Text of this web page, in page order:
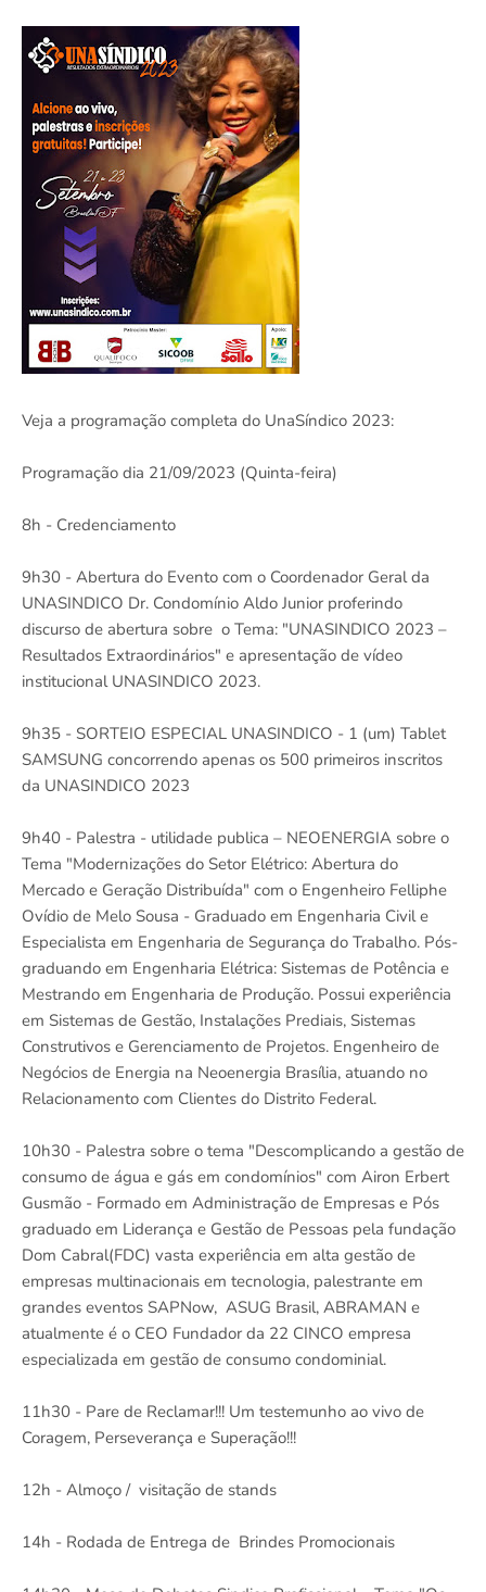
Veja a programação completa do UnaSíndico 2023:
Programação dia 21/09/2023 (Quinta-feira)
8h - Credenciamento
9h30 - Abertura do Evento com o Coordenador Geral da
UNASINDICO Dr. Condomínio Aldo Junior proferindo
discurso de abertura sobre o Tema: "UNASINDICO 2023 –
Resultados Extraordinários" e apresentação de vídeo
institucional UNASINDICO 2023.
9h35 - SORTEIO ESPECIAL UNASINDICO - 1 (um) Tablet
SAMSUNG concorrendo apenas os 500 primeiros inscritos
da UNASINDICO 2023
9h40 - Palestra - utilidade publica – NEOENERGIA sobre o
Tema "Modernizações do Setor Elétrico: Abertura do
Mercado e Geração Distribuída" com o Engenheiro Felliphe
Ovídio de Melo Sousa - Graduado em Engenharia Civil e
Especialista em Engenharia de Segurança do Trabalho. Pós-
graduando em Engenharia Elétrica: Sistemas de Potência e
Mestrando em Engenharia de Produção. Possui experiência
em Sistemas de Gestão, Instalações Prediais, Sistemas
Construtivos e Gerenciamento de Projetos. Engenheiro de
Negócios de Energia na Neoenergia Brasília, atuando no
Relacionamento com Clientes do Distrito Federal.
10h30 - Palestra sobre o tema "Descomplicando a gestão de
consumo de água e gás em condomínios" com Airon Erbert
Gusmão - Formado em Administração de Empresas e Pós
graduado em Liderança e Gestão de Pessoas pela fundação
Dom Cabral(FDC) vasta experiência em alta gestão de
empresas multinacionais em tecnologia, palestrante em
grandes eventos SAPNow, ASUG Brasil, ABRAMAN e
atualmente é o CEO Fundador da 22 CINCO empresa
especializada em gestão de consumo condominial.
11h30 - Pare de Reclamar!!! Um testemunho ao vivo de
Coragem, Perseverança e Superação!!!
12h - Almoço / visitação de stands
14h - Rodada de Entrega de Brindes Promocionais